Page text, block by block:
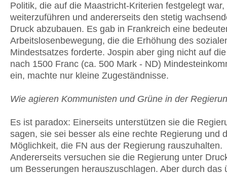
Politik, die auf die Maastricht-Kriterien festgelegt war,
weiterzuführen und andererseits den stetig
Druck abzubauen. Es gab in Frankreich eine
Arbeitslosenbewegung, die die Erhöhung des
Mindestsatzes forderte. Jospin aber ging nicht auf
nach 1500 Franc (ca. 500 Mark - ND)
ein, machte nur kleine Zugeständnisse.
Wie agieren Kommunisten und Grüne in der
Es ist paradox: Einerseits unterstützen sie die
sagen, sie sei besser als eine rechte Regierung und
Möglichkeit, die FN aus der Regierung rauszuhalten.
Andererseits versuchen sie die Regierung unter
um Besserungen herauszuschlagen. Aber durch das